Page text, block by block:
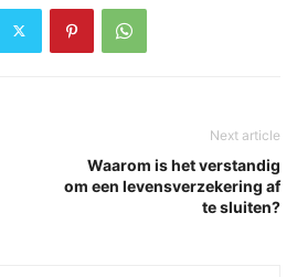
Next article
Waarom is het verstandig
om een levensverzekering af
te sluiten?